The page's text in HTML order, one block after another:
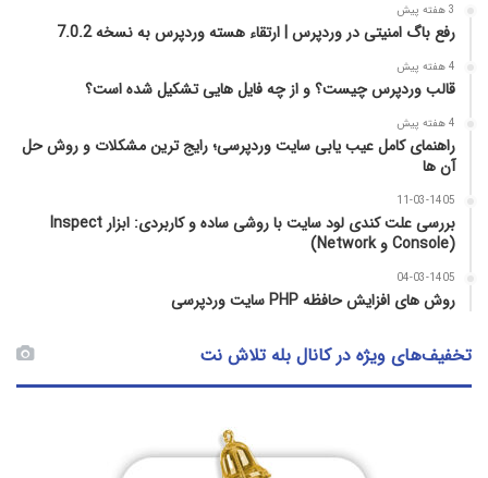
3 هفته پیش
رفع باگ امنیتی در وردپرس | ارتقاء هسته وردپرس به نسخه 7.0.2
4 هفته پیش
قالب وردپرس چیست؟ و از چه فایل­ هایی تشکیل شده است؟
4 هفته پیش
راهنمای کامل عیب‌ یابی سایت وردپرسی؛ رایج‌ ترین مشکلات و روش حل
آن‌ ها
11-03-1405
بررسی علت کندی لود سایت با روشی ساده و کاربردی: ابزار Inspect
(Console و Network)
04-03-1405
روش‌ های افزایش حافظه PHP سایت وردپرسی
تخفیف‌های ویژه در کانال بله تلاش نت